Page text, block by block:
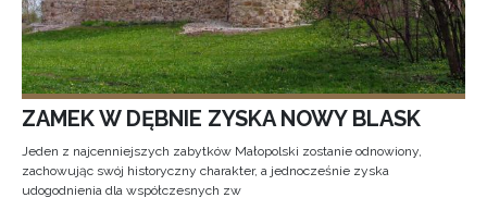
ZAMEK W DĘBNIE ZYSKA NOWY BLASK
Jeden z najcenniejszych zabytków Małopolski zostanie odnowiony,
zachowując swój historyczny charakter, a jednocześnie zyska
udogodnienia dla współczesnych zw